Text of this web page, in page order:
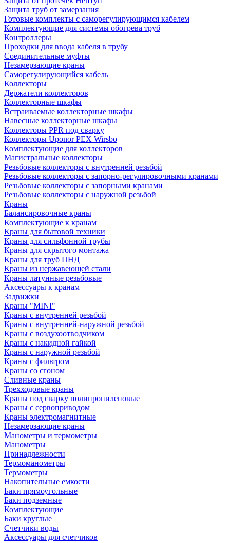
Защита труб от замерзания
Готовые комплекты с саморегулирующимся кабелем
Комплектующие для системы обогрева труб
Контроллеры
Проходки для ввода кабеля в трубу
Соединительные муфты
Незамерзающие краны
Саморегулирующийся кабель
Коллекторы
Держатели коллекторов
Коллекторные шкафы
Встраиваемые коллекторные шкафы
Навесные коллекторные шкафы
Коллекторы PPR под сварку
Коллекторы Uponor PEX Wirsbo
Комплектующие для коллекторов
Магистральные коллекторы
Резьбовые коллекторы с внутренней резьбой
Резьбовые коллекторы с запорно-регулировочными кранами
Резьбовые коллекторы с запорными кранами
Резьбовые коллекторы с наружной резьбой
Краны
Балансировочные краны
Комплектующие к кранам
Краны для бытовой техники
Краны для сильфонной трубы
Краны для скрытого монтажа
Краны для труб ПНД
Краны из нержавеющей стали
Краны латунные резьбовые
Аксессуары к кранам
Задвижки
Краны "MINI"
Краны с внутренней резьбой
Краны с внутренней-наружной резьбой
Краны с воздухоотводчиком
Краны с накидной гайкой
Краны с наружной резьбой
Краны с фильтром
Краны со сгоном
Сливные краны
Трехходовые краны
Краны под сварку полипропиленовые
Краны с сервоприводом
Краны электромагнитные
Незамерзающие краны
Манометры и термометры
Манометры
Принадлежности
Термоманометры
Термометры
Накопительные емкости
Баки прямоугольные
Баки подземные
Комплектующие
Баки круглые
Счетчики воды
Аксессуары для счетчиков